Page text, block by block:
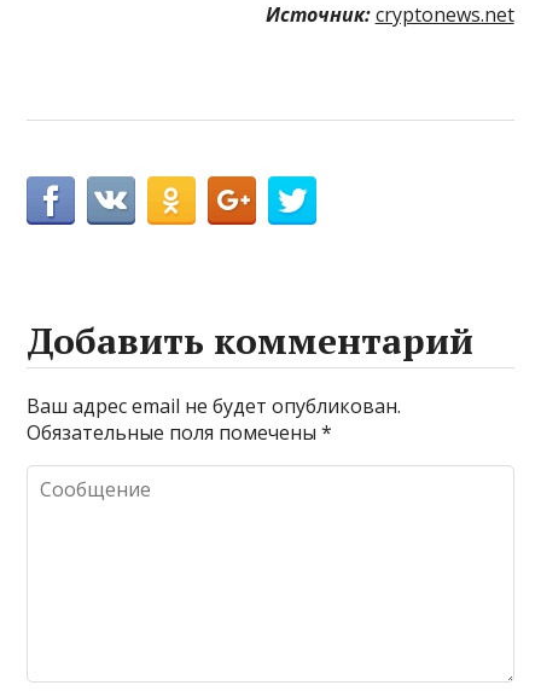
Источник: cryptonews.net
Добавить комментарий
Ваш адрес email не будет опубликован.
Обязательные поля помечены*